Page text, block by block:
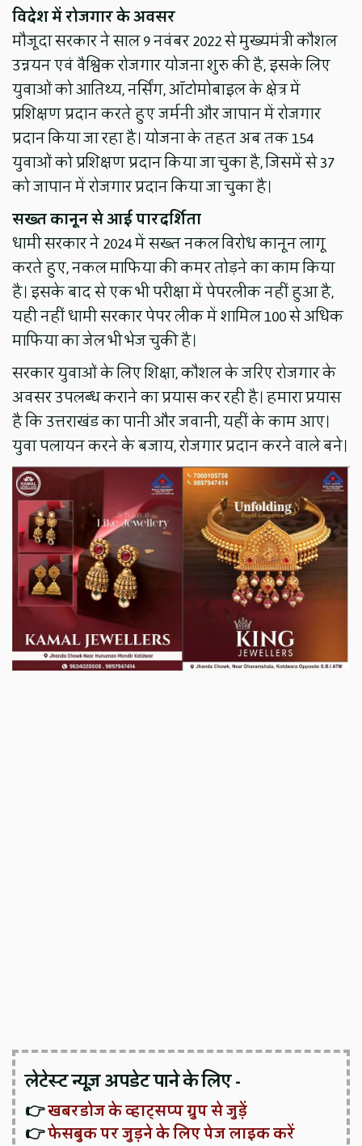
विदेश में रोजगार के अवसर
मौजूदा सरकार ने साल 9 नवंबर 2022 से मुख्यमंत्री कौशल
उन्नयन एवं वैश्विक रोजगार योजना शुरु की है, इसके लिए
युवाओं को आतिथ्य, नर्सिंग, ऑटोमोबाइल के क्षेत्र में
प्रशिक्षण प्रदान करते हुए जर्मनी और जापान में रोजगार
प्रदान किया जा रहा है। योजना के तहत अब तक 154
युवाओं को प्रशिक्षण प्रदान किया जा चुका है, जिसमें से 37
को जापान में रोजगार प्रदान किया जा चुका है।
सख्त कानून से आई पारदर्शिता
धामी सरकार ने 2024 में सख्त नकल विरोध कानून लागू
करते हुए, नकल माफिया की कमर तोड़ने का काम किया
है। इसके बाद से एक भी परीक्षा में पेपरलीक नहीं हुआ है,
यही नहीं धामी सरकार पेपर लीक में शामिल 100 से अधिक
माफिया का जेल भी भेज चुकी है।
सरकार युवाओं के लिए शिक्षा, कौशल के जरिए रोजगार के
अवसर उपलब्ध कराने का प्रयास कर रही है। हमारा प्रयास
है कि उत्तराखंड का पानी और जवानी, यहीं के काम आए।
युवा पलायन करने के बजाय, रोजगार प्रदान करने वाले बने।
लेटेस्ट न्यूज़ अपडेट पाने के लिए -
👉खबरडोज के व्हाट्सप्प ग्रुप से जुड़ें
👉फेसबुक पर जुड़ने के लिए पेज लाइक करें